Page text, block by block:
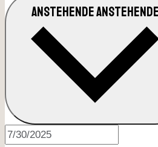
ANSTEHENDEANSTEHENDE